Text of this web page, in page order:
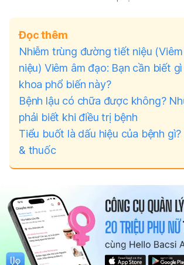
Đọc thêm
Nhiễm trùng đường tiết niệu
niệu) Viêm âm đạo: Bạn cần biết
khoa phổ biến này?
Bệnh lậu có chữa được không?
phải biết khi điều trị bệnh
Tiểu buốt là dấu hiệu của bệnh
& thuốc